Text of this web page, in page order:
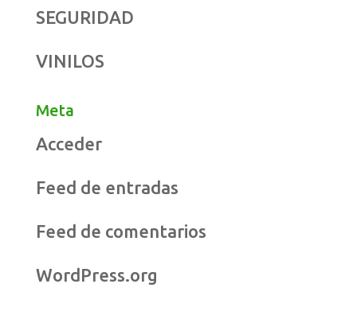
SEGURIDAD
VINILOS
Meta
Acceder
Feed de entradas
Feed de comentarios
WordPress.org